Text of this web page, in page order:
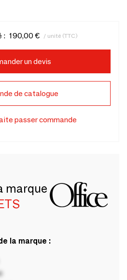
: 190,00 € / unité (TTC)
un devis
de catalogue
passer commande
marque
la marque :